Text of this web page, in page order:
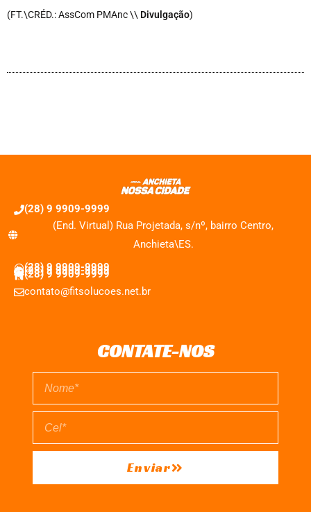
(FT.\CRÉD.: AssCom PMAnc \\ Divulgação)
(28) 9 9909-9999
(End. Virtual) Rua Projetada, s/nº, bairro Centro,
Anchieta\ES.
(28) 9 9909-9999
(28) 9 9909-9999
(28) 9 9909-9999
contato@fitsolucoes.net.br
CONTATE-NOS
Enviar